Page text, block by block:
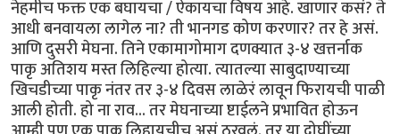
नेहमीच फक्त एक बघायचा / ऐकायचा विषय आहे. खाणार कसं? ते
आधी बनवायला लागेल ना? ती भानगड कोण करणार? तर हे असं.
आणि दुसरी मेघना. तिने एकामागोमाग दणक्यात ३-४ खत्तर्नाक
पाकृ अतिशय मस्त लिहिल्या होत्या. त्यातल्या साबुदाण्याच्या
खिचडीच्या पाकृ नंतर तर ३-४ दिवस लाळेरं लावून फिरायची पाळी
आली होती. हो ना राव... तर मेघनाच्या ष्टाईलने प्रभावित होऊन